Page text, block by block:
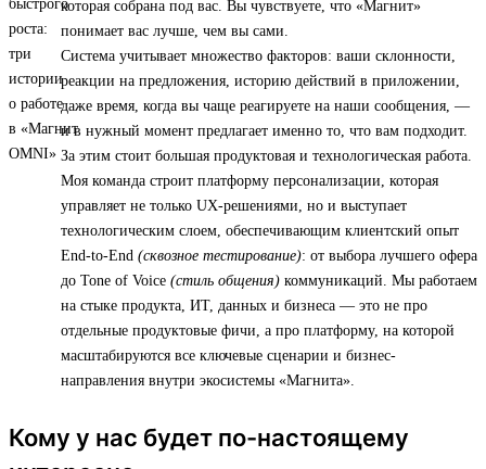
которая собрана под вас. Вы чувствуете, что «Магнит»
понимает вас лучше, чем вы сами.
Система учитывает множество факторов: ваши склонности,
реакции на предложения, историю действий в приложении,
даже время, когда вы чаще реагируете на наши сообщения, —
и в нужный момент предлагает именно то, что вам подходит.
За этим стоит большая продуктовая и технологическая работа.
Моя команда строит платформу персонализации, которая
управляет не только UX-решениями, но и выступает
технологическим слоем, обеспечивающим клиентский опыт
End-to-End (сквозное тестирование): от выбора лучшего офера
до Tone of Voice (стиль общения) коммуникаций. Мы работаем
на стыке продукта, ИТ, данных и бизнеса — это не про
отдельные продуктовые фичи, а про платформу, на которой
масштабируются все ключевые сценарии и бизнес-
направления внутри экосистемы «Магнита».
Кому у нас будет по-настоящему